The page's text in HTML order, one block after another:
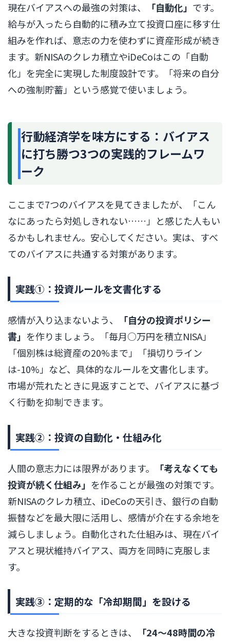
現在バイアスへの最強の対策は、 「自動化」 です。
給与が入ったら自動的に積み立て投資口座に移す仕
組みを作れば、意志の力を使わずに資産形成が続き
ます。新NISAのクレカ積立やiDeCoはこの「自動
化」を完全に実現した制度設計です。「将来の自分
への強制貯蓄」という感覚で使いましょう。
行動経済学を味方にする：バイアス
に打ち勝つ3つの実践的フレームワ
ーク
ここまで7つのバイアスを見てきましたが、「こん
なにあったら対処しきれない……」と感じた人もい
るかもしれません。安心してください。実は、すべ
てのバイアスに共通する対策があります。
実践①：投資ルールを文書化する
感情が入り込まないよう、
「自分の投資ポリシー
書」 を作りましょう。「毎月○万円を積立NISA」
「個別株は総資産の20%まで」「損切りライン
は-10%」など、具体的なルールを文書化します。
市場が荒れたときに見返すことで、バイアスに基づ
く行動を抑制できます。
実践②：投資の自動化・仕組み化
人間の意志力には限界があります。
「考えなくても
投資が続く仕組み」 を作ることが最強の対策です。
新NISAのクレカ積立、iDeCoの天引き、銀行の自動
振替などを最大限に活用し、感情が介在する余地を
減らしましょう。自動化された仕組みは、現在バイ
アスと現状維持バイアス、両方を同時に克服しま
す。
実践③：定期的な「冷却期間」を設ける
大きな投資判断をするときは、
「24〜48時間の冷